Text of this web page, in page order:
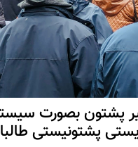
پشتون بصورت
پشتونیستی